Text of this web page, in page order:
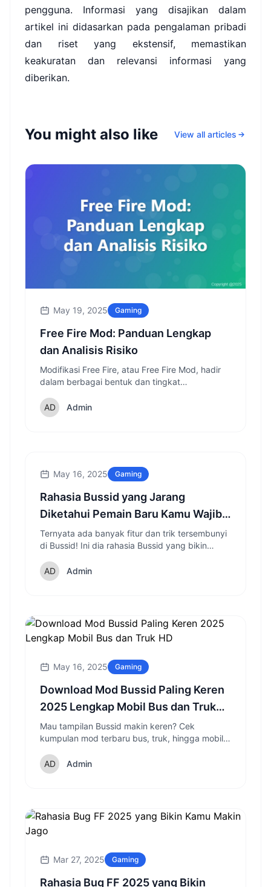
pengguna. Informasi yang disajikan dalam
artikel ini didasarkan pada pengalaman pribadi
dan riset yang ekstensif, memastikan
keakuratan dan relevansi informasi yang
diberikan.
You might also like View all articles
May 19, 2025 Gaming
Free Fire Mod: Panduan Lengkap
dan Analisis Risiko
Modifikasi Free Fire, atau Free Fire Mod, hadir
dalam berbagai bentuk dan tingkat
tampilan visual, seperti skin senjata atau
karakter yang unik.
Admin
May 16, 2025 Gaming
Rahasia Bussid yang Jarang
Diketahui Pemain Baru Kamu Wajib
Coba!
Ternyata ada banyak fitur dan trik tersembunyi
di Bussid! Ini dia rahasia Bussid yang bikin
Admin
May 16, 2025 Gaming
Download Mod Bussid Paling Keren
2025 Lengkap Mobil Bus dan Truk
HD
Mau tampilan Bussid makin keren? Cek
kumpulan mod terbaru bus, truk, hingga mobil
Admin
Mar 27, 2025 Gaming
Rahasia Bug FF 2025 yang Bikin